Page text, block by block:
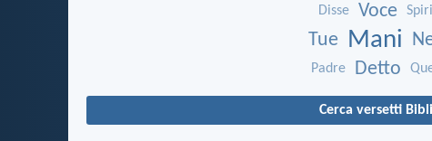
Disse Voce
Tue Mani
Padre Detto
Cerca versetti